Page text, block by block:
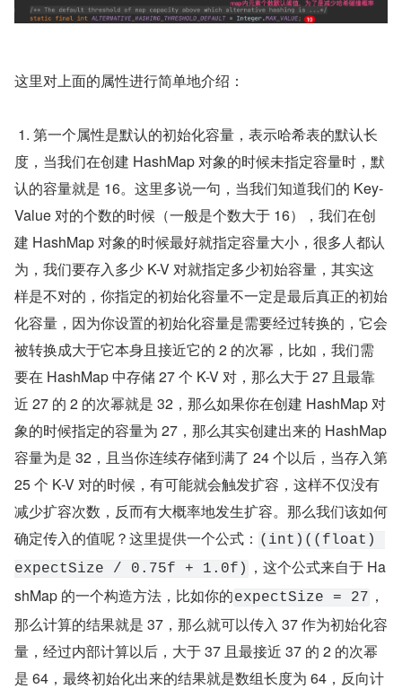
这里对上面的属性进行简单地介绍：
度，当我们在创建 HashMap 对象的时候未指定容量时，默
认的容量就是 16。这里多说一句，当我们知道我们的 Key-
Value 对的个数的时候（一般是个数大于 16），我们在创
建 HashMap 对象的时候最好就指定容量大小，很多人都认
为，我们要存入多少 K-V 对就指定多少初始容量，其实这
样是不对的，你指定的初始化容量不一定是最后真正的初始
化容量，因为你设置的初始化容量是需要经过转换的，它会
被转换成大于它本身且接近它的 2 的次幂，比如，我们需
要在 HashMap 中存储 27 个 K-V 对，那么大于 27 且最靠
近 27 的 2 的次幂就是 32，那么如果你在创建 HashMap 对
象的时候指定的容量为 27，那么其实创建出来的 HashMap
容量为是 32，且当你连续存储到满了 24 个以后，当存入第
25 个 K-V 对的时候，有可能就会触发扩容，这样不仅没有
减少扩容次数，反而有大概率地发生扩容。那么我们该如何
确定传入的值呢？这里提供一个公式： (int)((float)
expectSize / 0.75f + 1.0f)
，这个公式来自于 Ha
shMap 的一个构造方法，比如你的expectSize = 27 ，
那么计算的结果就是 37，那么就可以传入 37 作为初始化容
量，经过内部计算以后，大于 37 且最接近 37 的 2 的次幂
是 64，最终初始化出来的结果就是数组长度为 64，反向计